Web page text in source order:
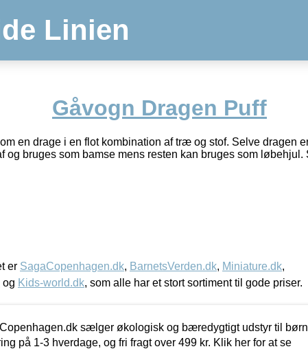
Linien
Gåvogn Dragen Puff
en drage i en flot kombination af træ og stof. Selve dragen
og bruges som bamse mens resten kan bruges som løbehjul.
er SagaCopenhagen.dk, BarnetsVerden.dk, Miniature.dk,
og Kids-world.dk, som alle har et stort sortiment til gode priser.
sælger økologisk og bæredygtigt udstyr til
på 1-3 hverdage, og fri fragt over 499 kr. Klik her for at se